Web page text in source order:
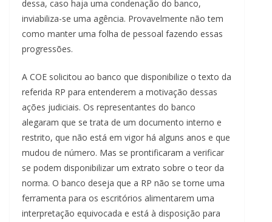
dessa, caso haja uma condenação do banco,
inviabiliza-se uma agência. Provavelmente não tem
como manter uma folha de pessoal fazendo essas
progressões.
A COE solicitou ao banco que disponibilize o texto da
referida RP para entenderem a motivação dessas
ações judiciais. Os representantes do banco
alegaram que se trata de um documento interno e
restrito, que não está em vigor há alguns anos e que
mudou de número. Mas se prontificaram a verificar
se podem disponibilizar um extrato sobre o teor da
norma. O banco deseja que a RP não se torne uma
ferramenta para os escritórios alimentarem uma
interpretação equivocada e está à disposição para